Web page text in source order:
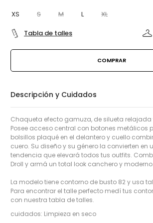
XS S M L
XL
Tabla de talles
Descripción y Cuidados
Chaqueta efecto gamuza, de silueta
Posee acceso central con botones metálicos
bolsillos plaqué en el delantero y cuello
cuero. Su diseño y su género la convierten en
tendencia que elevará todos tus outfits.
Droll y armá un total look canchero y moderno.
La modelo tiene contorno de busto 82 y usa
Para encontrar el talle perfecto medí tus
con nuestra tabla de talles.
cuidados: Limpieza en seco